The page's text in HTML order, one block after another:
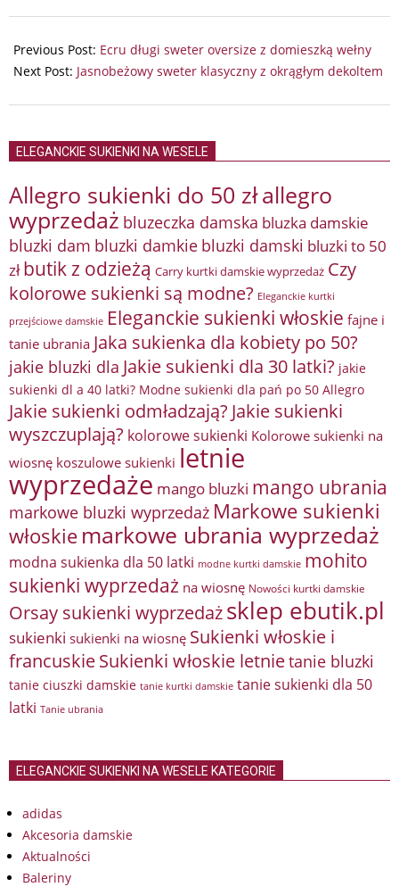
07-
18
Previous Post: Ecru długi sweter oversize z domieszką wełny
Next Post: Jasnobeżowy sweter klasyczny z okrągłym dekoltem
ELEGANCKIE SUKIENKI NA WESELE
Allegro sukienki do 50 złallegro
wyprzedaż bluzeczka damska bluzka damskie
bluzki dam bluzki damkie bluzki damski bluzki to 50
zł butik z odzieżą Carry kurtki damskie wyprzedaż Czy
kolorowe sukienki są modne? Eleganckie kurtki
przejściowe damskie Eleganckie sukienki włoskie fajne i
tanie ubrania Jaka sukienka dla kobiety po 50?
jakie bluzki dla Jakie sukienki dla 30 latki? jakie
sukienki dl a 40 latki? Modne sukienki dla pań po 50 Allegro
Jakie sukienki odmładzają? Jakie sukienki
wyszczuplają? kolorowe sukienki Kolorowe sukienki na
wiosnę koszulowe sukienki letnie
wyprzedaże mango bluzki mango ubrania
markowe bluzki wyprzedaż Markowe sukienki
włoskie markowe ubrania wyprzedaż
modna sukienka dla 50 latki modne kurtki damskie mohito
sukienki wyprzedaż na wiosnę Nowości kurtki damskie
Orsay sukienki wyprzedażsklep ebutik.pl
sukienki sukienki na wiosnę Sukienki włoskie i
francuskieSukienki włoskie letnietanie bluzki
tanie ciuszki damskie tanie kurtki damskie tanie sukienki dla 50
latki Tanie ubrania
ELEGANCKIE SUKIENKI NA WESELE KATEGORIE
adidas
Akcesoria damskie
Aktualności
Baleriny